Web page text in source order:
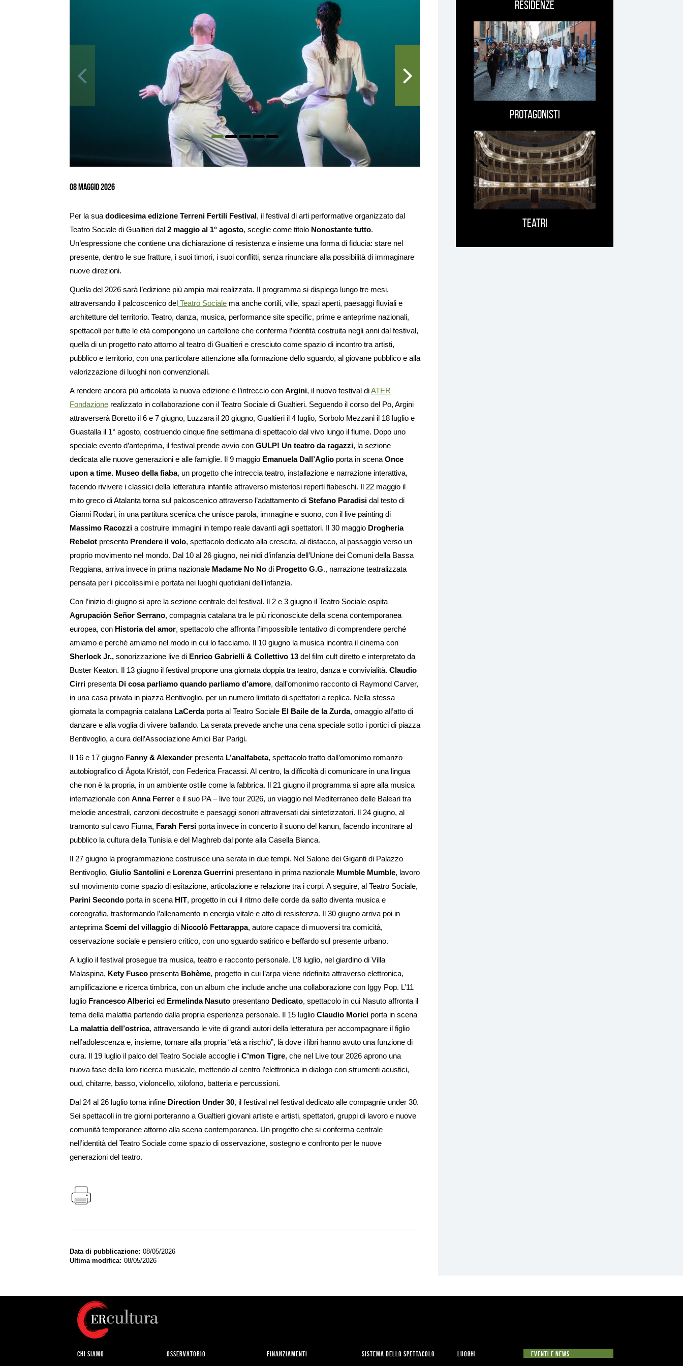
08 maggio 2026
Per la sua dodicesima edizione Terreni Fertili Festival, il festival di arti performative organizzato dal
Teatro Sociale di Gualtieri dal 2 maggio al 1° agosto, sceglie come titolo Nonostante tutto.
Un’espressione che contiene una dichiarazione di resistenza e insieme una forma di fiducia: stare nel
presente, dentro le sue fratture, i suoi timori, i suoi conflitti, senza rinunciare alla possibilità di immaginare
nuove direzioni.
Quella del 2026 sarà l’edizione più ampia mai realizzata. Il programma si dispiega lungo tre mesi,
attraversando il palcoscenico del Teatro Sociale ma anche cortili, ville, spazi aperti, paesaggi fluviali e
architetture del territorio. Teatro, danza, musica, performance site specific, prime e anteprime nazionali,
spettacoli per tutte le età compongono un cartellone che conferma l’identità costruita negli anni dal festival,
quella di un progetto nato attorno al teatro di Gualtieri e cresciuto come spazio di incontro tra artisti,
pubblico e territorio, con una particolare attenzione alla formazione dello sguardo, al giovane pubblico e alla
valorizzazione di luoghi non convenzionali.
A rendere ancora più articolata la nuova edizione è l’intreccio con Argini, il nuovo festival diATER
Fondazione realizzato in collaborazione con il Teatro Sociale di Gualtieri. Seguendo il corso del Po, Argini
attraverserà Boretto il 6 e 7 giugno, Luzzara il 20 giugno, Gualtieri il 4 luglio, Sorbolo Mezzani il 18 luglio e
Guastalla il 1° agosto, costruendo cinque fine settimana di spettacolo dal vivo lungo il fiume. Dopo uno
speciale evento d’anteprima, il festival prende avvio con GULP! Un teatro da ragazzi, la sezione
dedicata alle nuove generazioni e alle famiglie. Il 9 maggio Emanuela Dall’Aglio porta in scena Once
upon a time. Museo della fiaba, un progetto che intreccia teatro, installazione e narrazione interattiva,
facendo rivivere i classici della letteratura infantile attraverso misteriosi reperti fiabeschi. Il 22 maggio il
mito greco di Atalanta torna sul palcoscenico attraverso l’adattamento di Stefano Paradisi dal testo di
Gianni Rodari, in una partitura scenica che unisce parola, immagine e suono, con il live painting di
Massimo Racozzi a costruire immagini in tempo reale davanti agli spettatori. Il 30 maggio Drogheria
Rebelot presenta Prendere il volo, spettacolo dedicato alla crescita, al distacco, al passaggio verso un
proprio movimento nel mondo. Dal 10 al 26 giugno, nei nidi d’infanzia dell’Unione dei Comuni della Bassa
Reggiana, arriva invece in prima nazionale Madame No No di Progetto G.G., narrazione teatralizzata
pensata per i piccolissimi e portata nei luoghi quotidiani dell’infanzia.
Con l’inizio di giugno si apre la sezione centrale del festival. Il 2 e 3 giugno il Teatro Sociale ospita
Agrupación Señor Serrano, compagnia catalana tra le più riconosciute della scena contemporanea
europea, con Historia del amor, spettacolo che affronta l’impossibile tentativo di comprendere perché
amiamo e perché amiamo nel modo in cui lo facciamo. Il 10 giugno la musica incontra il cinema con
Sherlock Jr., sonorizzazione live di Enrico Gabrielli & Collettivo 13 del film cult diretto e interpretato da
Buster Keaton. Il 13 giugno il festival propone una giornata doppia tra teatro, danza e convivialità. Claudio
Cirri presenta Di cosa parliamo quando parliamo d’amore, dall’omonimo racconto di Raymond Carver,
in una casa privata in piazza Bentivoglio, per un numero limitato di spettatori a replica. Nella stessa
giornata la compagnia catalana LaCerdaporta al Teatro Sociale El Baile de la Zurda, omaggio all’atto di
danzare e alla voglia di vivere ballando. La serata prevede anche una cena speciale sotto i portici di piazza
Bentivoglio, a cura dell’Associazione Amici Bar Parigi.
Il 16 e 17 giugno Fanny & Alexander presenta L’analfabeta, spettacolo tratto dall’omonimo romanzo
autobiografico di Ágota Kristóf, con Federica Fracassi. Al centro, la difficoltà di comunicare in una lingua
che non è la propria, in un ambiente ostile come la fabbrica. Il 21 giugno il programma si apre alla musica
internazionale con Anna Ferrer e il suo PA – live tour 2026, un viaggio nel Mediterraneo delle Baleari tra
melodie ancestrali, canzoni decostruite e paesaggi sonori attraversati dai sintetizzatori. Il 24 giugno, al
tramonto sul cavo Fiuma, Farah Fersi porta invece in concerto il suono del kanun, facendo incontrare al
pubblico la cultura della Tunisia e del Maghreb dal ponte alla Casella Bianca.
Il 27 giugno la programmazione costruisce una serata in due tempi. Nel Salone dei Giganti di Palazzo
Bentivoglio, Giulio Santolini e Lorenza Guerrini presentano in prima nazionale Mumble Mumble, lavoro
sul movimento come spazio di esitazione, articolazione e relazione tra i corpi. A seguire, al Teatro Sociale,
Parini Secondo porta in scena HIT, progetto in cui il ritmo delle corde da salto diventa musica e
coreografia, trasformando l’allenamento in energia vitale e atto di resistenza. Il 30 giugno arriva poi in
anteprima Scemi del villaggio di Niccolò Fettarappa, autore capace di muoversi tra comicità,
osservazione sociale e pensiero critico, con uno sguardo satirico e beffardo sul presente urbano.
A luglio il festival prosegue tra musica, teatro e racconto personale. L’8 luglio, nel giardino di Villa
Malaspina, Kety Fusco presenta Bohème, progetto in cui l’arpa viene ridefinita attraverso elettronica,
amplificazione e ricerca timbrica, con un album che include anche una collaborazione con Iggy Pop. L’11
luglio Francesco Alberici ed Ermelinda Nasuto presentano Dedicato, spettacolo in cui Nasuto affronta il
tema della malattia partendo dalla propria esperienza personale. Il 15 luglio Claudio Morici porta in scena
La malattia dell’ostrica, attraversando le vite di grandi autori della letteratura per accompagnare il figlio
nell’adolescenza e, insieme, tornare alla propria “età a rischio”, là dove i libri hanno avuto una funzione di
cura. Il 19 luglio il palco del Teatro Sociale accoglie i C’mon Tigre, che nel Live tour 2026 aprono una
nuova fase della loro ricerca musicale, mettendo al centro l’elettronica in dialogo con strumenti acustici,
oud, chitarre, basso, violoncello, xilofono, batteria e percussioni.
Dal 24 al 26 luglio torna infine Direction Under 30, il festival nel festival dedicato alle compagnie under 30.
Sei spettacoli in tre giorni porteranno a Gualtieri giovani artiste e artisti, spettatori, gruppi di lavoro e nuove
comunità temporanee attorno alla scena contemporanea. Un progetto che si conferma centrale
nell’identità del Teatro Sociale come spazio di osservazione, sostegno e confronto per le nuove
generazioni del teatro.
Data di pubblicazione
08/05/2026
Ultima modifica
08/05/2026
Residenze
Protagonisti
Teatri
CHI SIAMO OSSERVATORIO FINANZIAMENTI SISTEMA DELLO SPETTACOLO LUOGHI EVENTI E NEWS